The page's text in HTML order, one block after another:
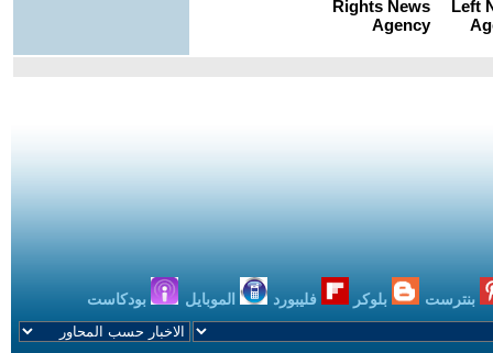
بنترست بلوكر فليبورد الموبايل بودكاست